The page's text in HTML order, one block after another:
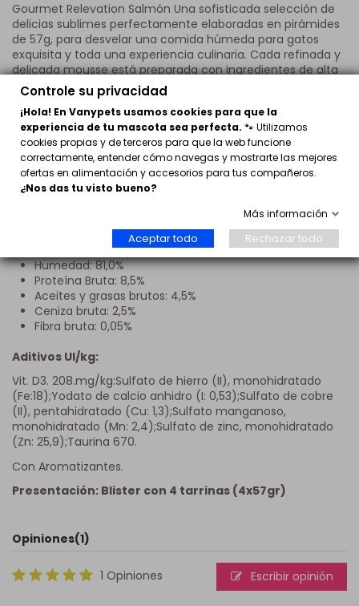
Gourmet Relevation Salmón Una sofisticada selección de
delicias sublimes perfectamente elaboradas en pirámides
de 57g, para desvelar una comida húmeda para gatos
exquisita y toda una experiencia culinaria. Cada refinada y
delicada mousse está preparada con ingredientes de alta
calidad y conuna cascada de deliciosa salsa para
ofrecer a tu gato una exquisita experiencia culinaria
GOURMET™ REVELATIONS™, mousse con pollo. Un ritual
culinario único.
Ingredientes:
Carnes y Subproductos animales (46% de los cuales pollo
4%), Subproductos de Origen vegetal, sustancias Minerales,
Componentes analíticos
Humedad: 81,0%
Proteína Bruta: 8,5%
Aceites y grasas brutos: 4,5%
Ceniza bruta: 2,5%
Fibra bruta: 0,05%
Aditivos UI/kg:
Vit. D3. 208.mg/kg:Sulfato de hierro (II), monohidratado
(Fe:18);Yodato de calcio anhidro (I: 0,53);Sulfato de cobre
(II), pentahidratado (Cu: 1,3);Sulfato manganoso,
monohidratado (Mn: 2,4);Sulfato de zinc, monohidratado
(Zn: 25,9);Taurina 670.
Con Aromatizantes.
Presentación: Blister con 4 tarrinas (4x57gr)
Opiniones(1)
1 Opiniones Escribir opinión
Controle su privacidad
¡Hola! En Vanypets usamos cookies para que la
experiencia de tu mascota sea perfecta. 🐾 Utilizamos
cookies propias y de terceros para que la web funcione
correctamente, entender cómo navegas y mostrarte las mejores
ofertas en alimentación y accesorios para tus compañeros.
¿Nos das tu visto bueno?
Más información
Aceptar todo Rechazar todo